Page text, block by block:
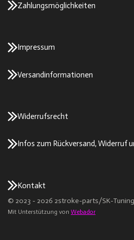
Zahlungsmöglichkeiten
Impressum
Versandinformationen
Widerrufsrecht
Infos zum Rückversand, Widerruf
Kontakt
© 2023 - 2026 2stroke-parts/SK-Tuning
Mit Unterstützung von Webador